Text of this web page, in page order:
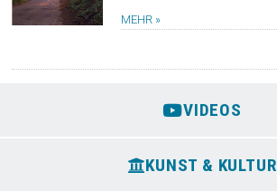
MEHR »
VIDEOS
KUNST & KULTUR